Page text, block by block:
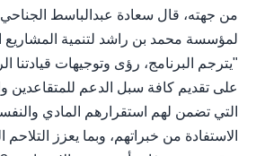
من جهته، قال سعادة عبدالباسط الجناحي،
لمؤسسة محمد بن راشد لتنمية المشاريع
"يترجم البرنامج، رؤى وتوجيهات قيادتنا
على تقديم كافة سبل الدعم للمتقاعدين
التي تضمن لهم استقرارهم المادي
الاستفادة من خبراتهم، وبما يعزز